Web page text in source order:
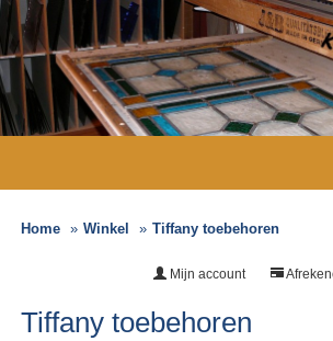
Home Winkel Tiffany toebehoren
Mijn account
Tiffany toebehoren